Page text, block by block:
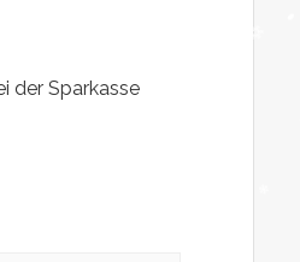
der Sparkasse